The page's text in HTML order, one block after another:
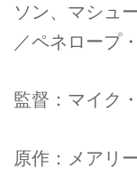
ソン、マシュ
／ペネロープ
監督：マイク
原作：メアリ